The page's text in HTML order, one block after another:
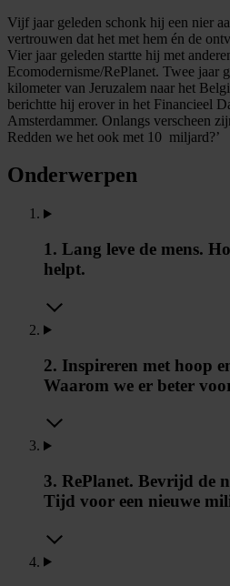
Vijf jaar geleden schonk hij een nier
vertrouwen dat het met hem én de
Vier jaar geleden startte hij met
Ecomodernisme/RePlanet. Twee jaar
kilometer van Jeruzalem naar het
berichtte hij erover in het Financieel
Amsterdammer. Onlangs verscheen
Redden we het ook met 10 miljard?’
Onderwerpen
1. Lang leve de mens.
helpt.
2. Inspireren met hoop
Waarom we er beter
3. RePlanet. Bevrijd de
Tijd voor een nieuwe